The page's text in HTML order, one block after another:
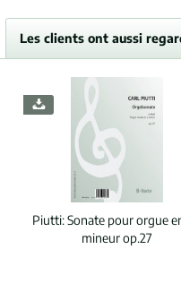
Les clients ont aussi
Piutti:Sonate pour orgue
mineur op.27